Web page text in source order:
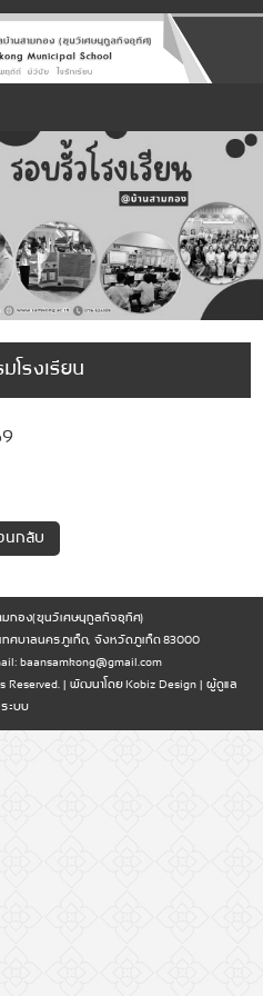
โรงเรียน
นกลับ
มกอง(ขุนวิเศษนุกูลกิจอุทิศ)
ทศบาลนครภูเก็ต, จังหวัดภูเก็ต 83000
baansamkong@gmail.com
Reserved. | พัฒนาโดยKobiz Design| ผู้ดูแล
ระบบ